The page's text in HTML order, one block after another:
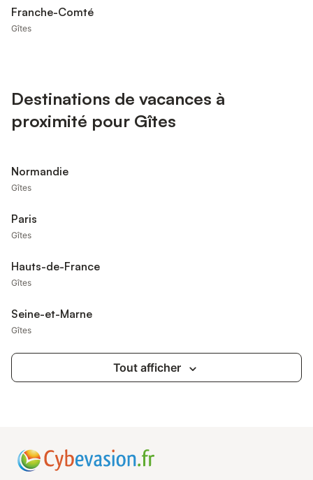
Franche-Comté
Gîtes
Destinations de vacances à
proximité pour Gîtes
Normandie
Gîtes
Paris
Gîtes
Hauts-de-France
Gîtes
Seine-et-Marne
Gîtes
Tout afficher